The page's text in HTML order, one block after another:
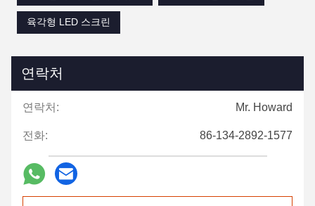
육각형 LED 스크린
연락처
연락처: Mr. Howard
전화: 86-134-2892-1577